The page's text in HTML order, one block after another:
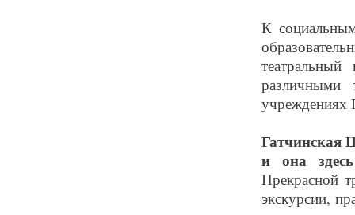
К
различными
учреждениях
Гатчинская
и она
Прекрасной
экскурсии,